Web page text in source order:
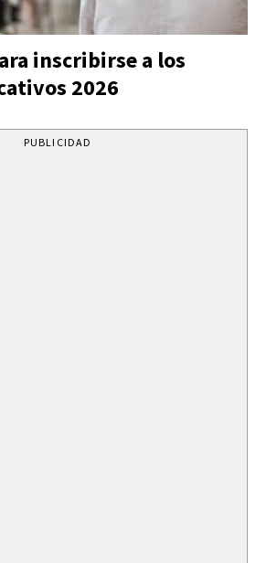
inscribirse a los
2026
PUBLICIDAD